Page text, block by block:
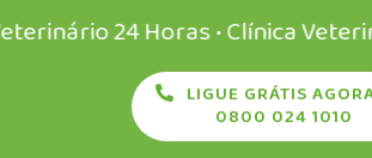
24 Horas • Clínica Veterinária
LIGUE GRÁTIS
0800 024 1010